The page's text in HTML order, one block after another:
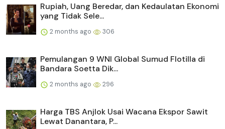
Rupiah, Uang Beredar, dan Kedaulatan Ekonomi
yang Tidak Sele...
2 months ago 306
Pemulangan 9 WNI Global Sumud Flotilla di
Bandara Soetta Dik...
2 months ago 296
Harga TBS Anjlok Usai Wacana Ekspor Sawit
Lewat Danantara, P...